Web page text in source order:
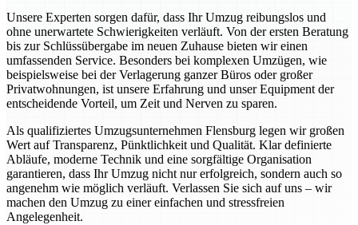
Unsere Experten sorgen dafür, dass Ihr Umzug reibungslos und
ohne unerwartete Schwierigkeiten verläuft. Von der ersten Beratung
bis zur Schlüssübergabe im neuen Zuhause bieten wir einen
umfassenden Service. Besonders bei komplexen Umzügen, wie
beispielsweise bei der Verlagerung ganzer Büros oder großer
Privatwohnungen, ist unsere Erfahrung und unser Equipment der
entscheidende Vorteil, um Zeit und Nerven zu sparen.
Als qualifiziertes Umzugsunternehmen Flensburg legen wir großen
Wert auf Transparenz, Pünktlichkeit und Qualität. Klar definierte
Abläufe, moderne Technik und eine sorgfältige Organisation
garantieren, dass Ihr Umzug nicht nur erfolgreich, sondern auch so
angenehm wie möglich verläuft. Verlassen Sie sich auf uns – wir
machen den Umzug zu einer einfachen und stressfreien
Angelegenheit.